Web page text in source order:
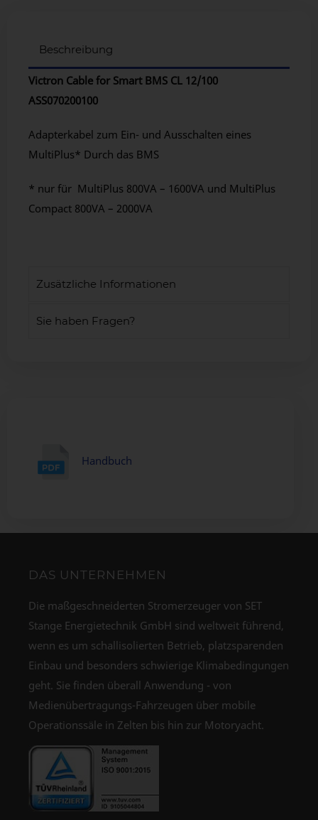
Beschreibung
Victron Cable for Smart BMS CL 12/100
ASS070200100
Adapterkabel zum Ein- und Ausschalten eines
MultiPlus* Durch das BMS
* nur für MultiPlus 800VA – 1600VA und MultiPlus
Compact 800VA – 2000VA
Zusätzliche Informationen
Sie haben Fragen?
Handbuch
DAS UNTERNEHMEN
Die maßgeschneiderten Stromerzeuger von SET
Stange Energietechnik GmbH sind weltweit führend,
wenn es um schallisolierten Betrieb, platzsparenden
Einbau und besonders schwierige Klimabedingungen
geht. Sie finden überall Anwendung - von
Medienübertragungs-Fahrzeugen über mobile
Operationssäle in Zelten bis hin zur Motoryacht.